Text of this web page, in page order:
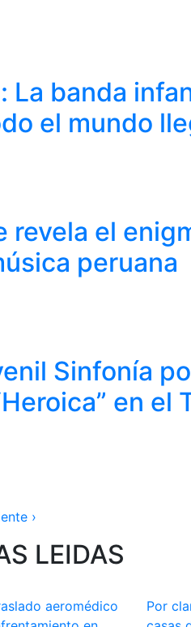
La banda
el mundo
revela el
peruana
Sinfonía
en el
›
LEIDAS
aeromédico
Por